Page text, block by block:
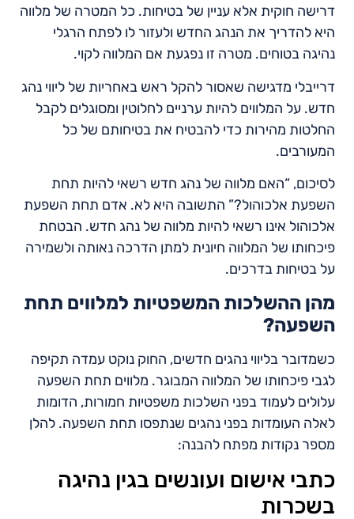
דרישה חוקית אלא עניין של בטיחות. כל המטרה של מלווה
היא להדריך את הנהג החדש ולעזור לו לפתח הרגלי
נהיגה בטוחים. מטרה זו נפגעת אם המלווה לקוי.
דרייבלי מדגישה שאסור להקל ראש באחריות של ליווי נהג
חדש. על המלווים להיות ערניים לחלוטין ומסוגלים לקבל
החלטות מהירות כדי להבטיח את בטיחותם של כל
המעורבים.
לסיכום, “האם מלווה של נהג חדש רשאי להיות תחת
השפעת אלכוהול?” התשובה היא לא. אדם תחת השפעת
אלכוהול אינו רשאי להיות מלווה של נהג חדש. הבטחת
פיכחותו של המלווה חיונית למתן הדרכה נאותה ולשמירה
על בטיחות בדרכים.
מהן ההשלכות המשפטיות למלווים תחת
השפעה?
כשמדובר בליווי נהגים חדשים, החוק נוקט עמדה תקיפה
לגבי פיכחותו של המלווה המבוגר. מלווים תחת השפעה
עלולים לעמוד בפני השלכות משפטיות חמורות, הדומות
לאלה העומדות בפני נהגים שנתפסו תחת השפעה. להלן
מספר נקודות מפתח להבנה:
כתבי אישום ועונשים בגין נהיגה
בשכרות